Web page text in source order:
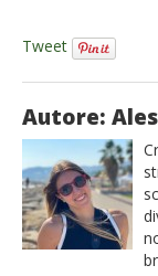
Tweet
Autore: